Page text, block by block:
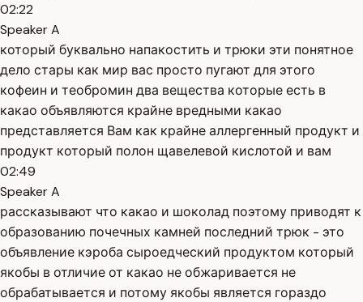
02:22
Speaker A
который буквально напакостить и трюки эти понятное
дело стары как мир вас просто пугают для этого
кофеин и теобромин два вещества которые есть в
какао объявляются крайне вредными какао
представляется Вам как крайне аллергенный продукт и
продукт который полон щавелевой кислотой и вам
02:49
Speaker A
рассказывают что какао и шоколад поэтому приводят к
образованию почечных камней последний трюк - это
объявление кэроба сыроедческий продуктом который
якобы в отличие от какао не обжаривается не
обрабатывается и потому якобы является гораздо